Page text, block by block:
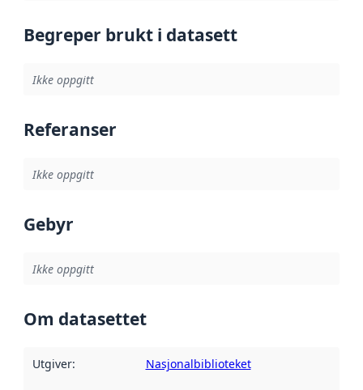
Begreper brukt i datasett
Ikke oppgitt
Referanser
Ikke oppgitt
Gebyr
Ikke oppgitt
Om datasettet
Utgiver: Nasjonalbiblioteket